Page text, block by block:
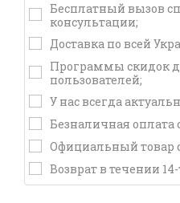
Бесплатный вызов
консультации;
Доставка по всей
Программы скидок
пользователей;
У нас всегда
Безналичная оплата
Официальный товар
Возврат в течении